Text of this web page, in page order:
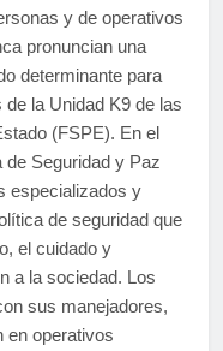
y de operativos
pronuncian una
determinante para
la Unidad K9 de las
(FSPE). En el
Seguridad y Paz
especializados y
de seguridad que
el cuidado y
a la sociedad. Los
sus manejadores,
en operativos